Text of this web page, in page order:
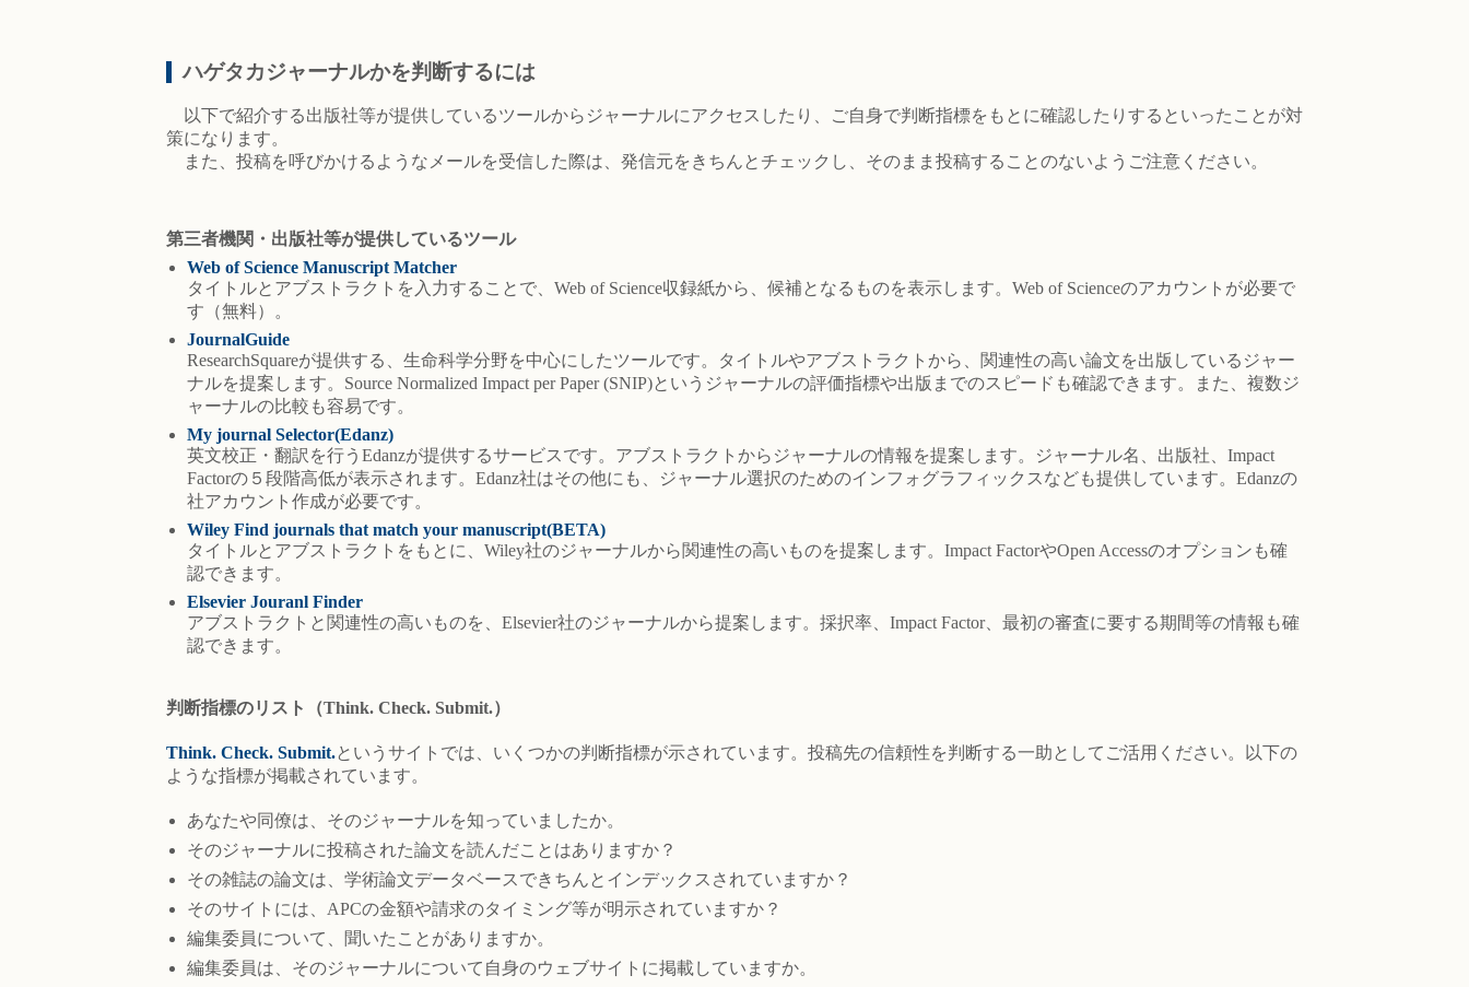
ハゲタカジャーナルかを判断するには
以下で紹介する出版社等が提供しているツールからジャーナルにアクセスしたり、ご自身で判断指標をもとに確認したりするといったことが対
策になります。
また、投稿を呼びかけるようなメールを受信した際は、発信元をきちんとチェックし、そのまま投稿することのないようご注意ください。
第三者機関・出版社等が提供しているツール
Web of Science Manuscript Matcher
タイトルとアブストラクトを入力することで、Web of Science収録紙から、候補となるものを表示します。Web of Scienceのアカウントが必要で
す（無料）。
JournalGuide
ResearchSquareが提供する、生命科学分野を中心にしたツールです。タイトルやアブストラクトから、関連性の高い論文を出版しているジャー
ナルを提案します。Source Normalized Impact per Paper (SNIP)というジャーナルの評価指標や出版までのスピードも確認できます。また、複数ジ
ャーナルの比較も容易です。
My journal Selector(Edanz)
英文校正・翻訳を行うEdanzが提供するサービスです。アブストラクトからジャーナルの情報を提案します。ジャーナル名、出版社、Impact
Factorの５段階高低が表示されます。Edanz社はその他にも、ジャーナル選択のためのインフォグラフィックスなども提供しています。Edanzの
社アカウント作成が必要です。
Wiley Find journals that match your manuscript(BETA)
タイトルとアブストラクトをもとに、Wiley社のジャーナルから関連性の高いものを提案します。Impact FactorやOpen Accessのオプションも確
認できます。
Elsevier Jouranl Finder
アブストラクトと関連性の高いものを、Elsevier社のジャーナルから提案します。採択率、Impact Factor、最初の審査に要する期間等の情報も確
認できます。
判断指標のリスト（Think. Check. Submit.）
Think. Check. Submit.というサイトでは、いくつかの判断指標が示されています。投稿先の信頼性を判断する一助としてご活用ください。以下の
ような指標が掲載されています。
あなたや同僚は、そのジャーナルを知っていましたか。
そのジャーナルに投稿された論文を読んだことはありますか？
その雑誌の論文は、学術論文データベースできちんとインデックスされていますか？
そのサイトには、APCの金額や請求のタイミング等が明示されていますか？
編集委員について、聞いたことがありますか。
編集委員は、そのジャーナルについて自身のウェブサイトに掲載していますか。